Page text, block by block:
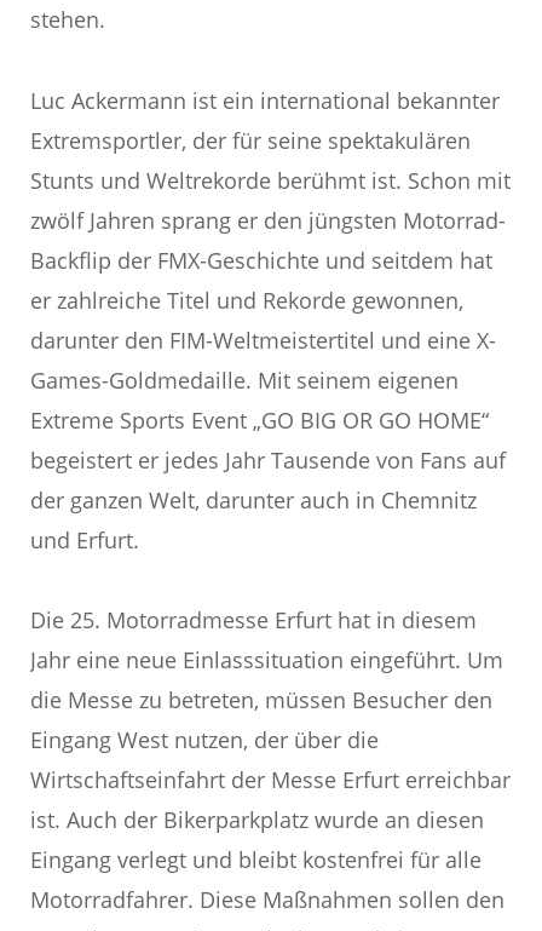
stehen.
Luc Ackermann ist ein international bekannter
Extremsportler, der für seine spektakulären
Stunts und Weltrekorde berühmt ist. Schon mit
zwölf Jahren sprang er den jüngsten Motorrad-
Backflip der FMX-Geschichte und seitdem hat
er zahlreiche Titel und Rekorde gewonnen,
darunter den FIM-Weltmeistertitel und eine X-
Games-Goldmedaille. Mit seinem eigenen
Extreme Sports Event „GO BIG OR GO HOME“
begeistert er jedes Jahr Tausende von Fans auf
der ganzen Welt, darunter auch in Chemnitz
und Erfurt.
Die 25. Motorradmesse Erfurt hat in diesem
Jahr eine neue Einlasssituation eingeführt. Um
die Messe zu betreten, müssen Besucher den
Eingang West nutzen, der über die
Wirtschaftseinfahrt der Messe Erfurt erreichbar
ist. Auch der Bikerparkplatz wurde an diesen
Eingang verlegt und bleibt kostenfrei für alle
Motorradfahrer. Diese Maßnahmen sollen den